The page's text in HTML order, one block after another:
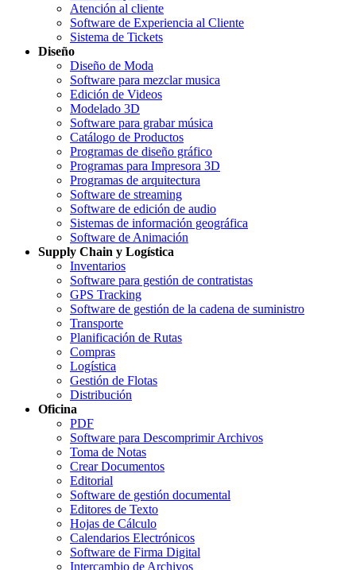
Atención al cliente
Software de Experiencia al Cliente
Sistema de Tickets
Diseño
Diseño de Moda
Software para mezclar musica
Edición de Videos
Modelado 3D
Software para grabar música
Catálogo de Productos
Programas de diseño gráfico
Programas para Impresora 3D
Programas de arquitectura
Software de streaming
Software de edición de audio
Sistemas de información geográfica
Software de Animación
Supply Chain y Logística
Inventarios
Software para gestión de contratistas
GPS Tracking
Software de gestión de la cadena de suministro
Transporte
Planificación de Rutas
Compras
Logística
Gestión de Flotas
Distribución
Oficina
PDF
Software para Descomprimir Archivos
Toma de Notas
Crear Documentos
Editorial
Software de gestión documental
Editores de Texto
Hojas de Cálculo
Calendarios Electrónicos
Software de Firma Digital
Intercambio de Archivos